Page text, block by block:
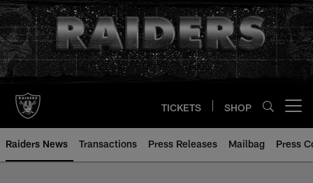
Skip
to
main
content
TICKETS SHOP
Raiders News Transactions Press Releases Mailbag Press